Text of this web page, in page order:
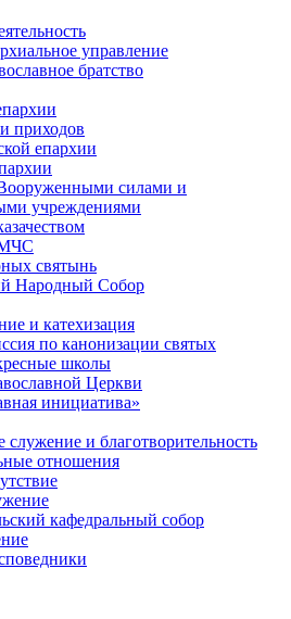
управление
братство
приходов
епархии
силами и
учреждениями
МЧС
святынь
Народный Собор
и катехизация
по канонизации святых
школы
Церкви
инициатива»
и благотворительность
отношения
кафедральный собор